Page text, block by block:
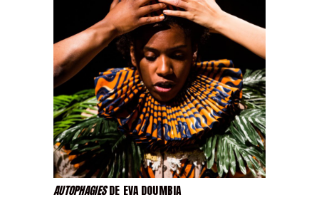
AUTOPHAGIESDE EVA DOUMBIA